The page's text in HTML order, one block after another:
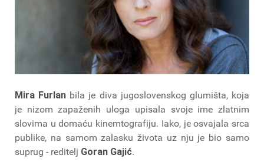
Mira Furlan bila je diva jugoslovenskog glumišta, koja
je nizom zapaženih uloga upisala svoje ime zlatnim
slovima u domaću kinemtografiju. Iako, je osvajala srca
publike, na samom zalasku života uz nju je bio samo
suprug - reditelj Goran Gajić.